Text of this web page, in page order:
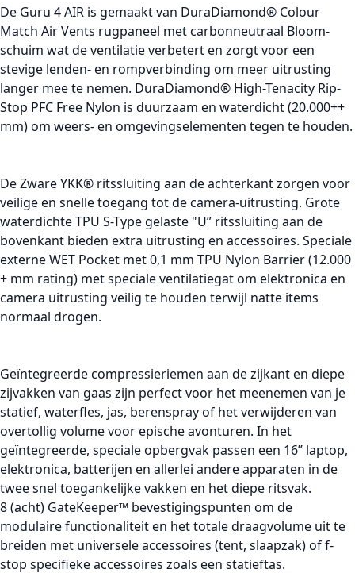
De Guru 4 AIR is gemaakt van DuraDiamond® Colour
Match Air Vents rugpaneel met carbonneutraal Bloom-
schuim wat de ventilatie verbetert en zorgt voor een
stevige lenden- en rompverbinding om meer uitrusting
langer mee te nemen. DuraDiamond® High-Tenacity Rip-
Stop PFC Free Nylon is duurzaam en waterdicht (20.000++
mm) om weers- en omgevingselementen tegen te houden.
De Zware YKK® ritssluiting aan de achterkant zorgen voor
veilige en snelle toegang tot de camera-uitrusting. Grote
waterdichte TPU S-Type gelaste "U” ritssluiting aan de
bovenkant bieden extra uitrusting en accessoires. Speciale
externe WET Pocket met 0,1 mm TPU Nylon Barrier (12.000
+ mm rating) met speciale ventilatiegat om elektronica en
camera uitrusting veilig te houden terwijl natte items
normaal drogen.
Geïntegreerde compressieriemen aan de zijkant en diepe
zijvakken van gaas zijn perfect voor het meenemen van je
statief, waterfles, jas, berenspray of het verwijderen van
overtollig volume voor epische avonturen. In het
geïntegreerde, speciale opbergvak passen een 16” laptop,
elektronica, batterijen en allerlei andere apparaten in de
twee snel toegankelijke vakken en het diepe ritsvak.
8 (acht) GateKeeper™ bevestigingspunten om de
modulaire functionaliteit en het totale draagvolume uit te
breiden met universele accessoires (tent, slaapzak) of f-
stop specifieke accessoires zoals een statieftas.